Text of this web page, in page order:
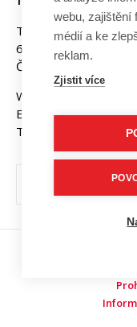
Technická 3058/10
616 00 Brno
Česká republika
Web:
E-mail:fekt-
Tel: +420 541 141
webu, zajištění
médií a ke
reklam.
Zjistit více